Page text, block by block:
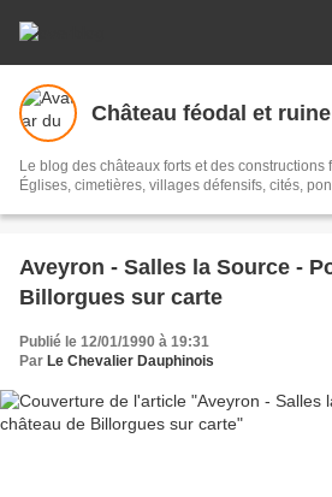
Château féodal et
Le blog des châteaux forts et des constructions
Églises, cimetières, villages défensifs, cités,
Aveyron - Salles la Source -
Billorgues sur carte
Publié le 12/01/1990 à 19:31
Par Le Chevalier Dauphinois